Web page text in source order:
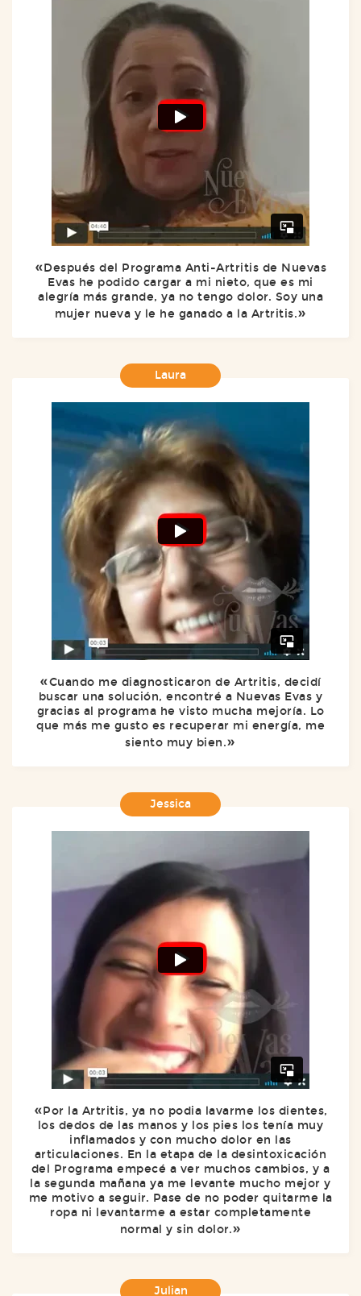
Después del Programa Anti-Artritis de Nuevas
Evas he podido cargar a mi nieto, que es mi
alegría más grande, ya no tengo dolor. Soy una
mujer nueva y le he ganado a la Artritis.
Laura
Cuando me diagnosticaron de Artritis, decidí
buscar una solución, encontré a Nuevas Evas y
gracias al programa he visto mucha mejoría. Lo
que más me gusto es recuperar mi energía, me
siento muy bien.
Jessica
Por la Artritis, ya no podia lavarme los dientes,
los dedos de las manos y los pies los tenía muy
inflamados y con mucho dolor en las
articulaciones. En la etapa de la desintoxicación
del Programa empecé a ver muchos cambios, y a
la segunda mañana ya me levante mucho mejor y
me motivo a seguir. Pase de no poder quitarme la
ropa ni levantarme a estar completamente
normal y sin dolor.
Julian